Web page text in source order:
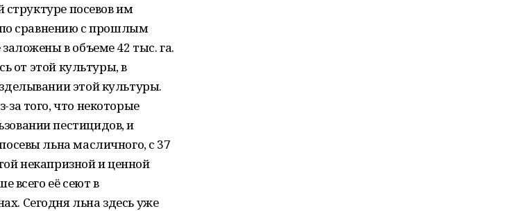
структуре посевов им
по сравнению с прошлым
в объеме 42 тыс. га.
от этой культуры, в
этой культуры.
того, что некоторые
пестицидов, и
льна масличного, с 37
некапризной и ценной
всего её сеют в
Сегодня льна здесь уже